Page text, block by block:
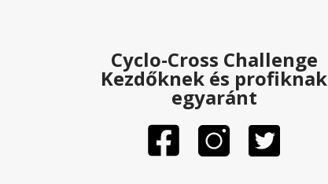
Cyclo-Cross Challenge
Kezdőknek és profiknak
egyaránt